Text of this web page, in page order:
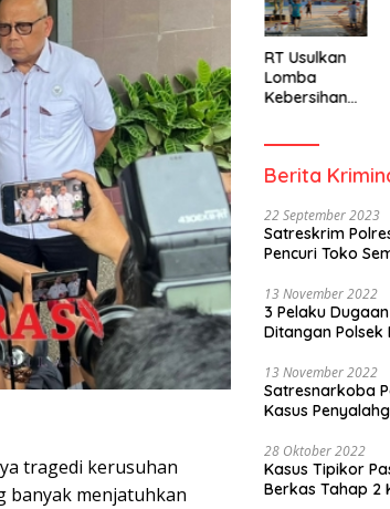
tragedi kerusuhan
banyak menjatuhkan
RT Usulkan
Lomba
Kebersihan
Berita
22 September 2023
Satreskrim
Pencuri Toko
13 November 2022
3 Pelaku
Ditangan Polsek
13 November 2022
Satresnarkoba
Kasus
28 Oktober 2022
Kasus Tipikor
Berkas Tahap 2